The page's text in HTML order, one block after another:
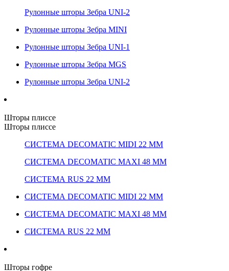
Рулонные шторы Зебра UNI-2
Рулонные шторы Зебра MINI
Рулонные шторы Зебра UNI-1
Рулонные шторы Зебра MGS
Рулонные шторы Зебра UNI-2
Шторы плиссе
Шторы плиссе
СИСТЕМА DECOMATIC MIDI 22 ММ
СИСТЕМА DECOMATIC MAXI 48 ММ
СИСТЕМА RUS 22 ММ
СИСТЕМА DECOMATIC MIDI 22 ММ
СИСТЕМА DECOMATIC MAXI 48 ММ
СИСТЕМА RUS 22 ММ
Шторы гофре